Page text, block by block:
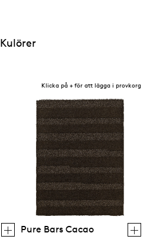
Kulörer
Klicka på + för att lägga i provkorg
Pure Bars Cacao